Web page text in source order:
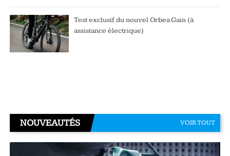
Test exclusif du nouvel Orbea Gain (à
assistance électrique)
NOUVEAUTÉS VOIR TOUT